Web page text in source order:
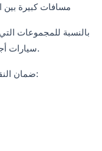
مسافات كبيرة بين المطارات (35-
بالنسبة للمجموعات
سيارات أجرة يزيد من احتمال حدوث تأخيرات وارتباك.
ضمان النقل الجماعي الخاص يُظهر أن جميع الأعضاء: